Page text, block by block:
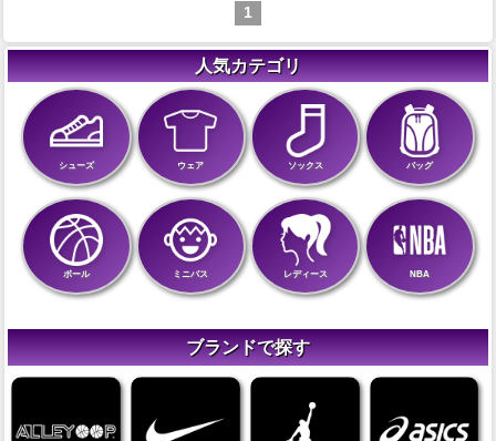
1
人気カテゴリ
シューズ ウェア ソックス バッグ
ボール ミニバス レディース NBA
ブランドで探す